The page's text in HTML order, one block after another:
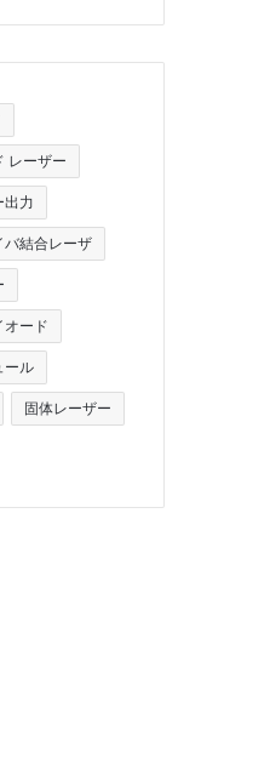
レーザー
出力
バ結合レーザ
オード
ール
固体レーザー